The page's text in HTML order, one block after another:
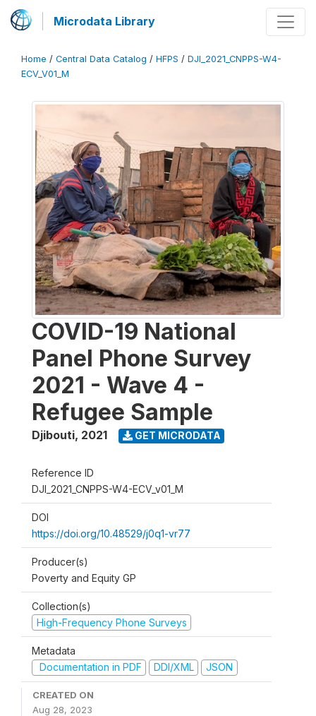
Microdata Library
Home / Central Data Catalog / HFPS / DJI_2021_CNPPS-W4-
ECV_V01_M
COVID-19 National
Panel Phone Survey
2021 - Wave 4 -
Refugee Sample
Djibouti, 2021 GET MICRODATA
Reference ID
DJI_2021_CNPPS-W4-ECV_v01_M
DOI
https://doi.org/10.48529/j0q1-vr77
Producer(s)
Poverty and Equity GP
Collection(s)
High-Frequency Phone Surveys
Metadata
Documentation in PDF
DDI/XML JSON
CREATED ON
Aug 28, 2023